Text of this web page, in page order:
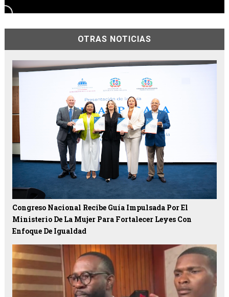
OTRAS NOTICIAS
Congreso Nacional Recibe Guía Impulsada Por El
Ministerio De La Mujer Para Fortalecer Leyes Con
Enfoque De Igualdad